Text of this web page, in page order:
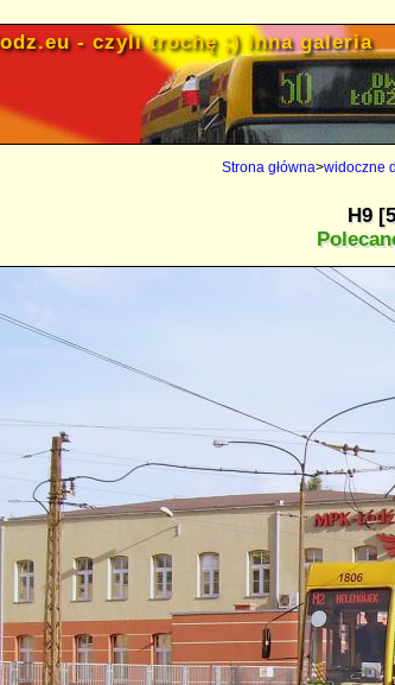
- czyli trochę ;) inna galeria
Strona główna>widoczne
H9